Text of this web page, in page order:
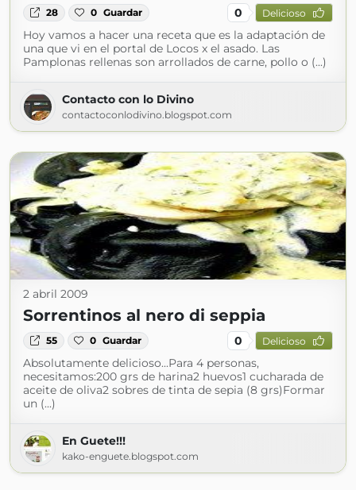
28 0 Guardar 0 Delicioso
Hoy vamos a hacer una receta que es la adaptación de
una que vi en el portal de Locos x el asado. Las
Pamplonas rellenas son arrollados de carne, pollo o (...)
Contacto con lo Divino
contactoconlodivino.blogspot.com
2 abril 2009
Sorrentinos al nero di seppia
55 0 Guardar 0 Delicioso
Absolutamente delicioso...Para 4 personas,
necesitamos:200 grs de harina2 huevos1 cucharada de
aceite de oliva2 sobres de tinta de sepia (8 grs)Formar
un (...)
En Guete!!!
kako-enguete.blogspot.com